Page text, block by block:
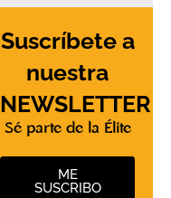
Suscríbete a
nuestra
NEWSLETTER
Sé parte de la Élite
ME
SUSCRIBO